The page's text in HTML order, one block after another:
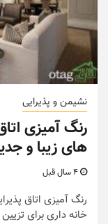
نشیمن و پذیرایی
رنگ آمیزی
های زیبا و
رنگ آمیزی اتاق
خانه داری برای